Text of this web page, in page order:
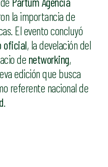
la importancia de
El evento concluyó
oficial, la develación del
de networking,
edición que busca
referente nacional de
.